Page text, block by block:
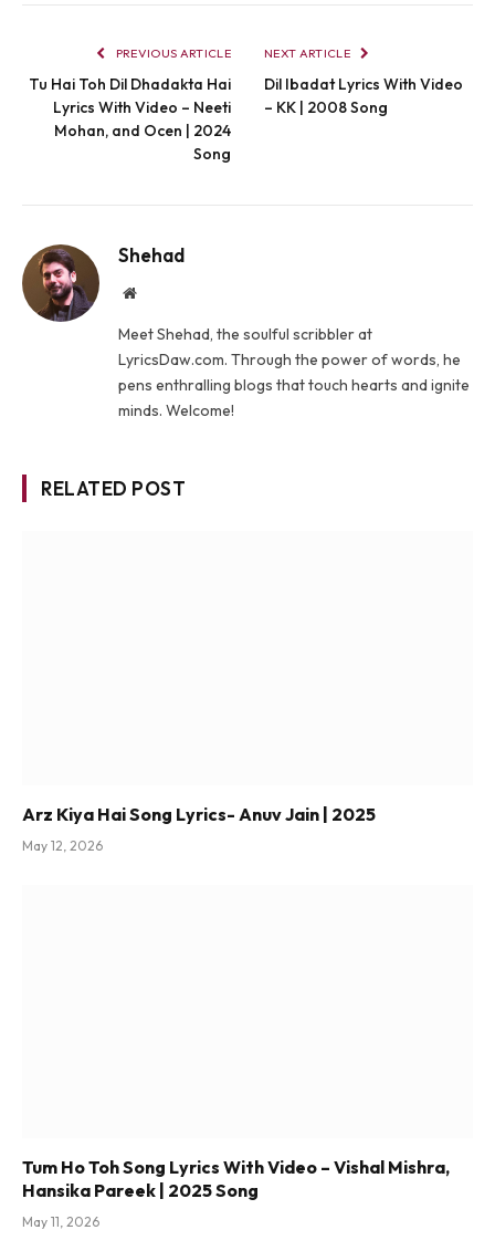
PREVIOUS ARTICLE
Tu Hai Toh Dil Dhadakta Hai
Lyrics With Video – Neeti
Mohan, and Ocen | 2024
Song
NEXT ARTICLE
Dil Ibadat Lyrics With Video
– KK | 2008 Song
Shehad
Website
Meet Shehad, the soulful scribbler at
LyricsDaw.com. Through the power of words, he
pens enthralling blogs that touch hearts and ignite
minds. Welcome!
RELATED POST
Arz Kiya Hai Song Lyrics- Anuv Jain | 2025
May 12, 2026
Tum Ho Toh Song Lyrics With Video – Vishal Mishra,
Hansika Pareek | 2025 Song
May 11, 2026